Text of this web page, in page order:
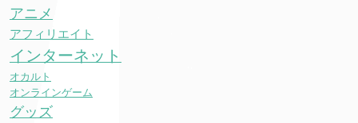
アニメ
アフィリエイト
インターネット
オカルト
オンラインゲーム
グッズ